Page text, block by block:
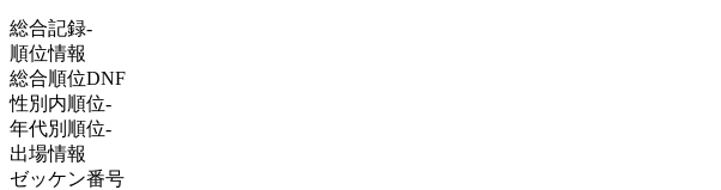
総合記録-
順位情報
総合順位DNF
性別内順位-
年代別順位-
出場情報
ゼッケン番号